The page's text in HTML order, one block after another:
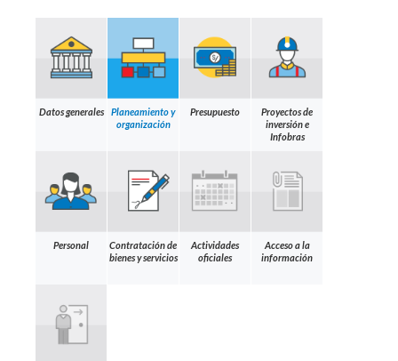
Datos generales
Planeamiento y
organización
Presupuesto
Proyectos de
inversión e
Infobras
Personal
Contratación de
bienes y servicios
Actividades
oficiales
Acceso a la
información